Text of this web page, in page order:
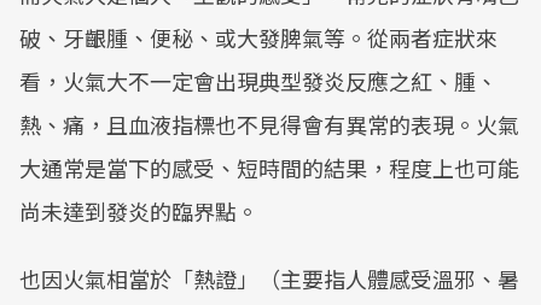
破、牙齦腫、便秘、或大發脾氣等。從兩者症狀來
看，火氣大不一定會出現典型發炎反應之紅、腫、
熱、痛，且血液指標也不見得會有異常的表現。火氣
大通常是當下的感受、短時間的結果，程度上也可能
尚未達到發炎的臨界點。
也因火氣相當於「熱證」（主要指人體感受溫邪、暑